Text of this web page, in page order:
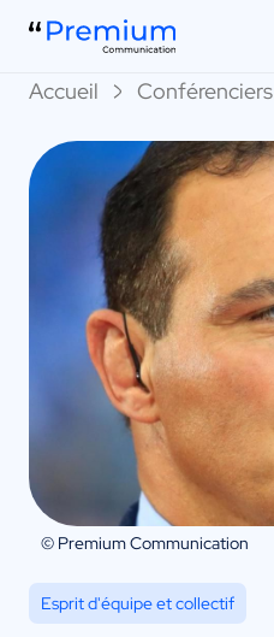
Accueil Conférenciers
© Premium Communication
Esprit d'équipe et collectif